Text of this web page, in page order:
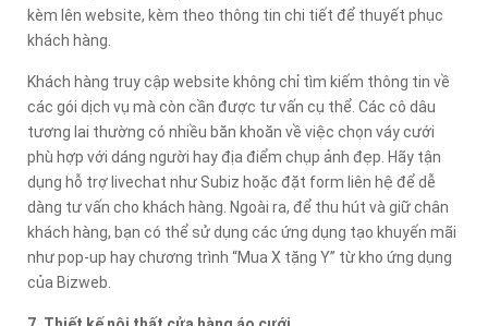
kèm lên website, kèm theo thông tin chi tiết để thuyết phục
khách hàng.
Khách hàng truy cập website không chỉ tìm kiếm thông tin về
các gói dịch vụ mà còn cần được tư vấn cụ thể. Các cô dâu
tương lai thường có nhiều băn khoăn về việc chọn váy cưới
phù hợp với dáng người hay địa điểm chụp ảnh đẹp. Hãy tận
dụng hỗ trợ livechat như Subiz hoặc đặt form liên hệ để dễ
dàng tư vấn cho khách hàng. Ngoài ra, để thu hút và giữ chân
khách hàng, bạn có thể sử dụng các ứng dụng tạo khuyến mãi
như pop-up hay chương trình “Mua X tặng Y” từ kho ứng dụng
của Bizweb.